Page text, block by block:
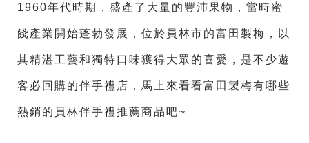
1960年代時期，盛產了大量的豐沛果物，當時蜜
餞產業開始蓬勃發展，位於員林市的富田製梅，以
其精湛工藝和獨特口味獲得大眾的喜愛，是不少遊
客必回購的伴手禮店，馬上來看看富田製梅有哪些
熱銷的員林伴手禮推薦商品吧~